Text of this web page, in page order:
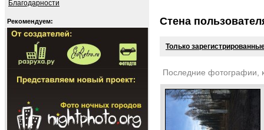
Благодарности
Рекомендуем: Стена
Только
Последние фотографии,